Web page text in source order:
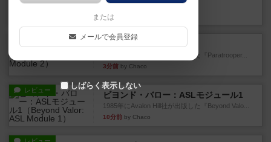
のマ...
3分前
1986年にAvalon Hill社が出版した『Paratrooper...
3分前 by Chaco
レビュー ビヨンド・バロー：ASLモジュール1
1985年にAvalon Hill社が出版した『Beyond Valo...
10分前 by Chaco
または
メールで会員登録
しばらく表示しない